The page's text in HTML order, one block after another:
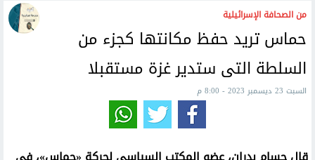
من الصحافة الإسرائيلية
حماس تريد حفظ مكانتها كجزء من
السلطة التى ستدير غزة مستقبلا
السبت 23 ديسمبر 2023 - 8:00 م